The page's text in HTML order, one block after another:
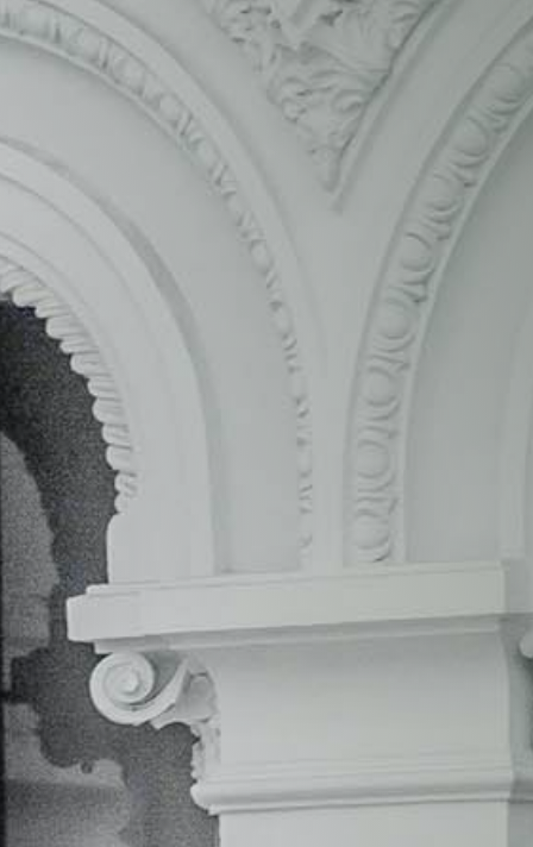
Escríbenos para que podamos
encontrar el servicio que mejor
se adapta a tus necesidades:
cincuenta y dos licitaciones públicas sobre
cortinas y estores. En comparación con las más
de mil licitaciones existentes en otros sectores
como la consultoría estratégica, el alumbrado
público o la construcción, son muy escasas.
Sin embargo, el objetivo de obtener una
contratación pública se vuelve todavía más
complicado cuando tenemos en cuenta los
sistemas de búsqueda convencionales. Sistemas
que no favorecen las búsquedas por sectores.
relacionadas con la
instalación de cortinas
enrollables
del contratante de todos los organismos
públicos del país o consultar la Plataforma de
Contratación del Estado. En cualquier caso, no
son los métodos más eficientes y completos.